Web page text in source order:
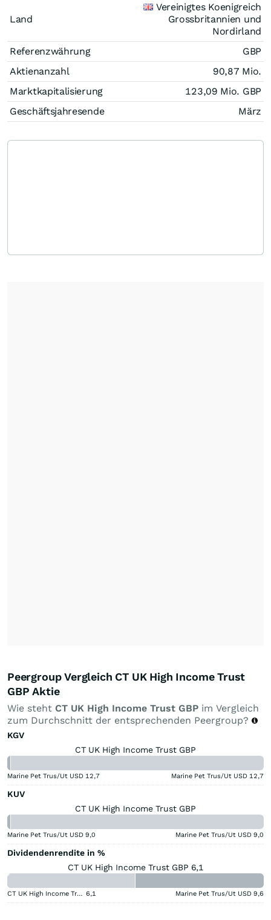
Land
Vereinigtes Koenigreich
Grossbritannien und
Nordirland
Referenzwährung
GBP
Aktienanzahl
90,87 Mio.
Marktkapitalisierung
123,09 Mio. GBP
Geschäftsjahresende
März
Peergroup Vergleich CT UK High Income Trust
GBP Aktie
Wie steht CT UK High Income Trust GBP im Vergleich
zum Durchschnitt der entsprechenden Peergroup?
KGV
CT UK High Income Trust GBP
Marine Pet Trus/Ut USD 12,7 Marine Pet Trus/Ut USD 12,7
KUV
CT UK High Income Trust GBP
Marine Pet Trus/Ut USD 9,0 Marine Pet Trus/Ut USD 9,0
Dividendenrendite in %
CT UK High Income Trust GBP 6,1
CT UK High Income Trust GBP 6,1 Marine Pet Trus/Ut USD 9,6